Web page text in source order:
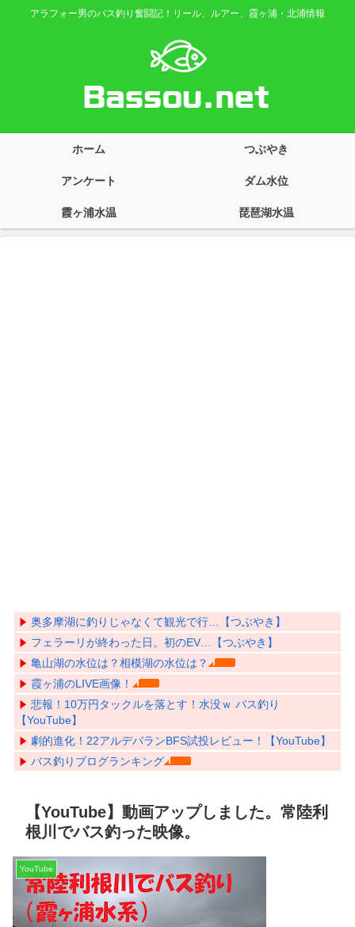
アラフォー男のバス釣り奮闘記！リール、ルアー、霞ヶ浦・北浦情報
ホーム つぶやき
アンケート ダム水位
霞ヶ浦水温 琵琶湖水温
奥多摩湖に釣りじゃなくて観光で行…【つぶやき】
フェラーリが終わった日。初のEV…【つぶやき】
亀山湖の水位は？相模湖の水位は？
霞ヶ浦のLIVE画像！
悲報！10万円タックルを落とす！水没ｗ バス釣り
【YouTube】
劇的進化！22アルデバランBFS試投レビュー！【YouTube】
バス釣りブログランキング
【YouTube】動画アップしました。常陸利
根川でバス釣った映像。
YouTube